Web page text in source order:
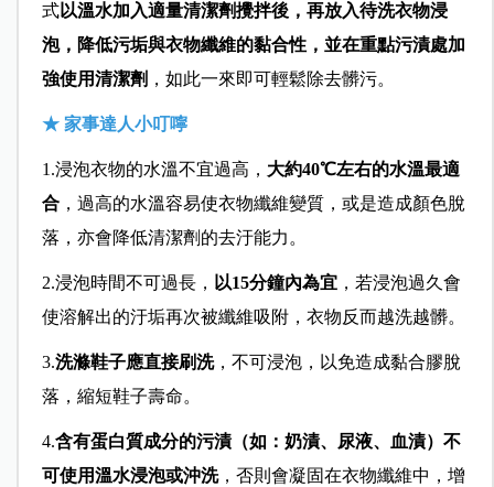
式以溫水加入適量清潔劑攪拌後，再放入待洗衣物浸
泡，降低污垢與衣物纖維的黏合性，並在重點污漬處加
強使用清潔劑 ，如此一來即可輕鬆除去髒污。
★ 家事達人小叮嚀
1.浸泡衣物的水溫不宜過高， 大約40℃左右的水溫最適
合，過高的水溫容易使衣物纖維變質，或是造成顏色脫
落，亦會降低清潔劑的去汙能力。
2.浸泡時間不可過長， 以15分鐘內為宜，若浸泡過久會
使溶解出的汙垢再次被纖維吸附，衣物反而越洗越髒。
3.洗滌鞋子應直接刷洗，不可浸泡，以免造成黏合膠脫
落，縮短鞋子壽命。
4.含有蛋白質成分的污漬（如：奶漬、尿液、血漬）不
可使用溫水浸泡或沖洗，否則會凝固在衣物纖維中，增